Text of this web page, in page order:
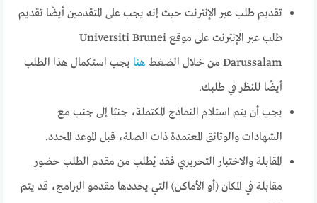
تقديم طلب عبر الإنترنت حيث إنه يجب على المتقدمين أيضًا تقديم
طلب عبر الإنترنت على موقع Universiti Brunei
Darussalam من خلال الضغط
هنا يجب استكمال هذا الطلب
أيضًا للنظر في طلبك.
يجب أن يتم استلام النماذج المكتملة، جنبًا إلى جنب مع
الشهادات والوثائق المعتمدة ذات الصلة، قبل الموعد المحدد.
المقابلة والاختبار التحريري فقد يُطلب من مقدم الطلب حضور
مقابلة في المكان (أو الأماكن) التي يحددها مقدمو البرامج، قد يتم